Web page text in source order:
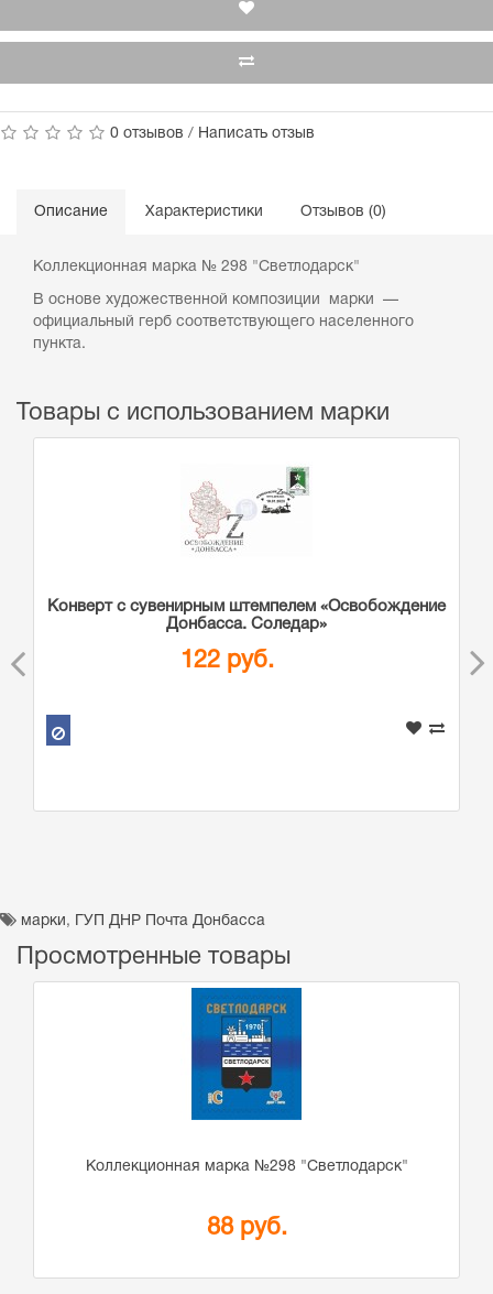
0 отзывов / Написать отзыв
Описание Характеристики Отзывов (0)
Коллекционная марка № 298 "Светлодарск"
В основе художественной композиции марки —
официальный герб соответствующего населенного
пункта.
Товары с использованием марки
Конверт с сувенирным штемпелем «Освобождение
Донбасса. Соледар»
122 руб.
марки, ГУП ДНР Почта Донбасса
Просмотренные товары
Коллекционная марка №298 "Светлодарск"
88 руб.